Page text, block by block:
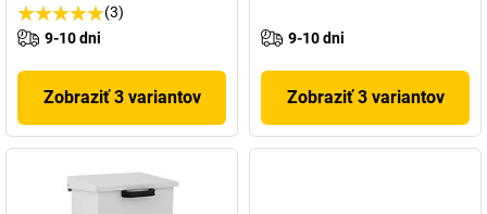
(3)
9-10 dni
Zobraziť 3 variantov
9-10 dni
Zobraziť 3 variantov